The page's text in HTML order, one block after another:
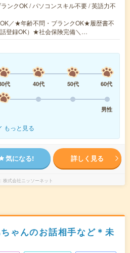
ンクOK / パソコンスキル不要 / 英語力不
／★年齢不問・ブランクOK★履歴書不
登録OK）★社会保険完備＼…
代 40代 50代
60代
男性
もっと見る
気になる! 詳しく見る
株式会社ニッソーネット
ゃんのお話相手など＊未